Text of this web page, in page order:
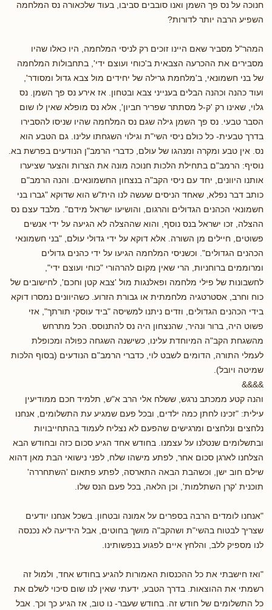
חנוכה על נס פך השמן ואנו סובבים סביבו, בעוד שלכאורה נס המלחמה
השפיע הרבה יותר לדורות?
המהר"ל מסביר שאם היינו זוכים רק לניסי המלחמה, היו כאלו שהיו
מסבירים את ההכרעה הצבאית ב'כוחי ועוצם ידי', בתחבולות המלחמה
של בני חשמונאי, ב'מלחמת גרילה של יחידים מול צבא גדול ומסודר',
ועוד כהנה וכהנה הבלים בענייני צבא ובטחון. אז אירע נס פך השמן. נס
גלוי, שאינו רק 'ק-ל מסתתר שפריר חביון', אלא נס מופלא שאין לו שום
הסבר טבעי. נס פך השמן גילה שגם נס המלחמה שהיו שניסו להסבירו
בדרך טבעית- כל כולם ניסי השי"ת וגילוי השגחתו עלינו. גם הטבע הוא
נס. אין טבע ומקרה ומנהגו של עולם, כדברי הרמב"ן הנודעים בפרשת בא.
נוסיף: הרמב"ם בתחילת הלכות חנוכה מונה את הצרות והצער שציערו
אותנו היוונים, יחד עם ניסי הקב"ה בנצחון החשמונאים. והנה הרמב"ם
כותב דבר נפלא, שאחד הניסים שעשה לנו הית"ש הוא שדוקא "גברו בני
חשמונאי הכהנים הגדולים והרגום, והושיעו ישראל מידם". מלבד עצם נס
ההצלה, זכו ישראל בנס נוסף, והוא שההצלה לא הגיעה על ידי אנשים
פשוטים, חיילים מן השורה. אלא דוקא על ידי גדולי עולם, "בני חשמונאי
הכהנים הגדולים". וכשניסי המלחמה הגיעו על ידי כהנים גדולים
ומרוממים ברוחניות, הרי שאין מקום להרהורי "כוחי ועוצם ידי",
לחשבונות של פילי מלחמה ופאלנגות מול 'צבא קטן וחכם', לחישובים של
כוח וחרב, אסטרטגיה מלחמתית או גבורת הזרוע. כשהיוונים נמסרו דוקא
בידי הכהנים הגדולים, וזדים ניתנו למשיסה "ביד עוסקי תורתך", אזי
פשוט היה, ברור ונהיר, שהנצחון היה נס להתנוסס. הכל מתרחש
מהשגחת הקב"ה המיוחדת עלינו, כשישנה השגחה כפולה ומכופלת
לעמלי התורה, הדומים לשבט לוי, כדברי הרמב"ם הנודעים (בסוף הלכות
שמיטה ויובל).
&&&&
והנה קטע ממכתב נרגש, ששלח אלי הרב א"ש, תלמיד חכם ממודיעין
עילית: "זכינו לחתן כמה ילדים, ובכל פעם שמגיע עת התשלומים, אנחנו
נלחצים ונלחצים ומרגישים שהפעם לא נצליח לעמוד בהתחייבויות
ובתשלומים שנטלנו על עצמנו. בחודש אחד הגיע סכום כזה ובחודש הבא
הצלחנו לארגן סכום אחר, לפתע מישהו שלח, לפני נישואי הבת מאן דהוא
שילם חוב ישן, וכשהבת הבאה התארסה, לפתע פתאום 'השתחררה'
תוכנית 'קרן השתלמות', וכן הלאה, בכל פעם הנס שלו.
"אנחנו לומדים הרבה בספרים על אמונה ובטחון. בשכל אנחנו יודעים
שצריך לבטוח בהשי"ת ושהקב"ה מושך בחוטים, אבל הידיעה לא נכנסה
לנו מספיק ללב, והלחץ איים לפגוע בנפשותינו.
"ואז חישבתי את כל ההכנסות האמורות להגיע בחודש אחד, ולמול זה
רשמתי את ההוצאות. בדרך הטבע, ידעתי שאין לנו שום סיכוי לשלם את
כל התשלומים של חודש זה. בחודש שעבר- נו טוב, אז הגיע כך וכך. אבל